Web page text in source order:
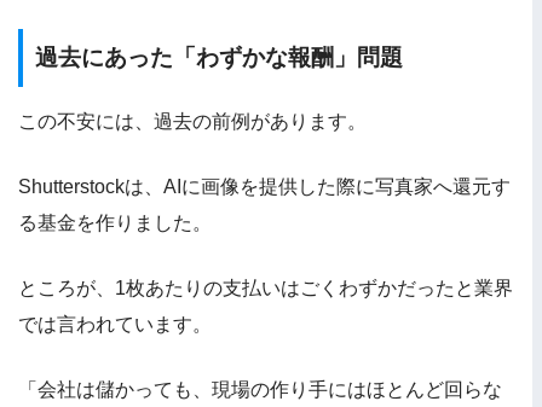
過去にあった「わずかな報酬」問題
この不安には、過去の前例があります。
Shutterstockは、AIに画像を提供した際に写真家へ還元す
る基金を作りました。
ところが、1枚あたりの支払いはごくわずかだったと業界
では言われています。
「会社は儲かっても、現場の作り手にはほとんど回らな